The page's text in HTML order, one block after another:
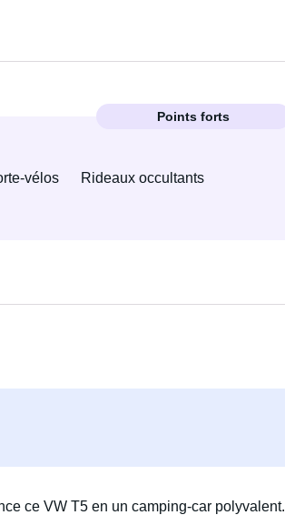
Points forts
vélos
Rideaux occultants
ce VW T5 en un camping-car polyvalent.